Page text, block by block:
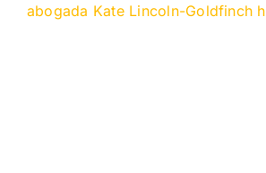
abogada Kate Lincoln-Goldfinch